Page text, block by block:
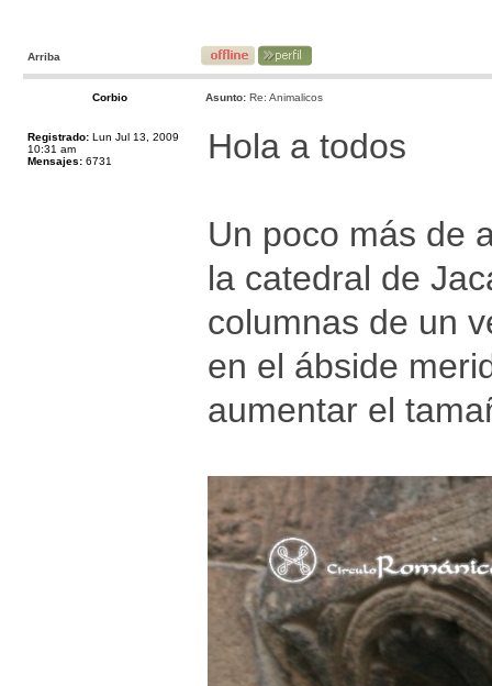
Arriba
Corbio Asunto: Re: Animalicos
Registrado: Lun Jul 13, 2009
10:31 am
Mensajes: 6731 Hola a todos
Un poco más de
la catedral de
columnas de un
en el ábside
aumentar el